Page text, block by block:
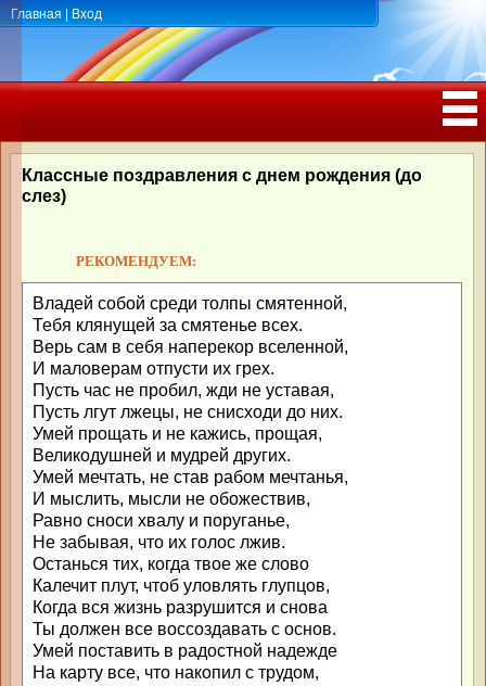
Главная Вход
РОЖДЕНИЯ, ЮБИЛЕЕМ
Классные поздравления с днем рождения (до
слез)
РЕКОМЕНДУЕМ:
Владей собой среди толпы смятенной,
Тебя клянущей за смятенье всех.
Верь сам в себя наперекор вселенной,
И маловерам отпусти их грех.
Пусть час не пробил, жди не уставая,
Пусть лгут лжецы, не снисходи до них.
Умей прощать и не кажись, прощая,
Великодушней и мудрей других.
Умей мечтать, не став рабом мечтанья,
И мыслить, мысли не обожествив,
Равно сноси хвалу и поруганье,
Не забывая, что их голос лжив.
Останься тих, когда твое же слово
Калечит плут, чтоб уловлять глупцов,
Когда вся жизнь разрушится и снова
Ты должен все воссоздавать с основ.
Умей поставить в радостной надежде
На карту все, что накопил с трудом,